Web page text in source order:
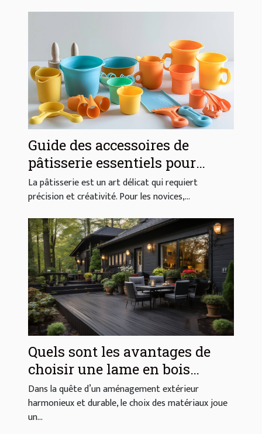
Guide des accessoires de
pâtisserie essentiels pour
débutants
La pâtisserie est un art délicat qui requiert
précision et créativité. Pour les novices,...
Quels sont les avantages de
choisir une lame en bois
composite pour votre extérieur
?
Dans la quête d’un aménagement extérieur
harmonieux et durable, le choix des matériaux joue
un...